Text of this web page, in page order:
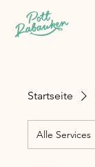
Startseite
Alle Services